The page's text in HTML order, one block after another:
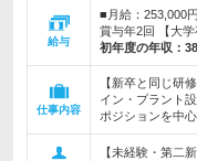
給与
■月給：253,000
賞与年2回 【大
初年度の年収：
仕事内容
【新卒と同じ研
イン・プラント
ポジションを中
【未経験・第二